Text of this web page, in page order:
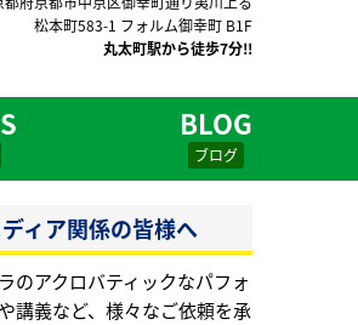
松本町583-1 フォルム御幸町 B1F
丸太町駅から徒歩7分!!
BLOG
ブログ
ィア関係の皆様へ
のアクロバティックなパフォ
講義など、様々なご依頼を承